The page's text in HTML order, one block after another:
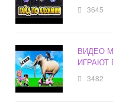
3645
ВИДЕО
3482